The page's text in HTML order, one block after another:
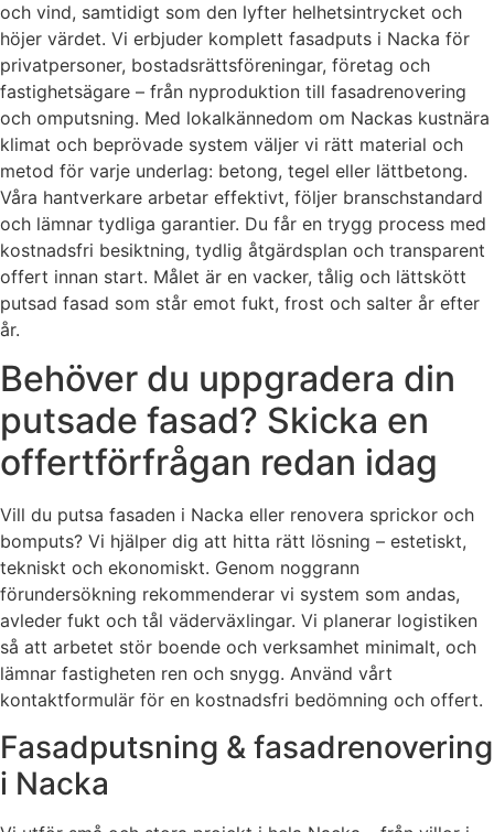
och vind, samtidigt som den lyfter helhetsintrycket och
höjer värdet. Vi erbjuder komplett fasadputs i Nacka för
privatpersoner, bostadsrättsföreningar, företag och
fastighetsägare – från nyproduktion till fasadrenovering
och omputsning. Med lokalkännedom om Nackas kustnära
klimat och beprövade system väljer vi rätt material och
metod för varje underlag: betong, tegel eller lättbetong.
Våra hantverkare arbetar effektivt, följer branschstandard
och lämnar tydliga garantier. Du får en trygg process med
kostnadsfri besiktning, tydlig åtgärdsplan och transparent
offert innan start. Målet är en vacker, tålig och lättskött
putsad fasad som står emot fukt, frost och salter år efter
år.
Behöver du uppgradera din
putsade fasad? Skicka en
offertförfrågan redan idag
Vill du putsa fasaden i Nacka eller renovera sprickor och
bomputs? Vi hjälper dig att hitta rätt lösning – estetiskt,
tekniskt och ekonomiskt. Genom noggrann
förundersökning rekommenderar vi system som andas,
avleder fukt och tål väderväxlingar. Vi planerar logistiken
så att arbetet stör boende och verksamhet minimalt, och
lämnar fastigheten ren och snygg. Använd vårt
kontaktformulär för en kostnadsfri bedömning och offert.
Fasadputsning & fasadrenovering
i Nacka